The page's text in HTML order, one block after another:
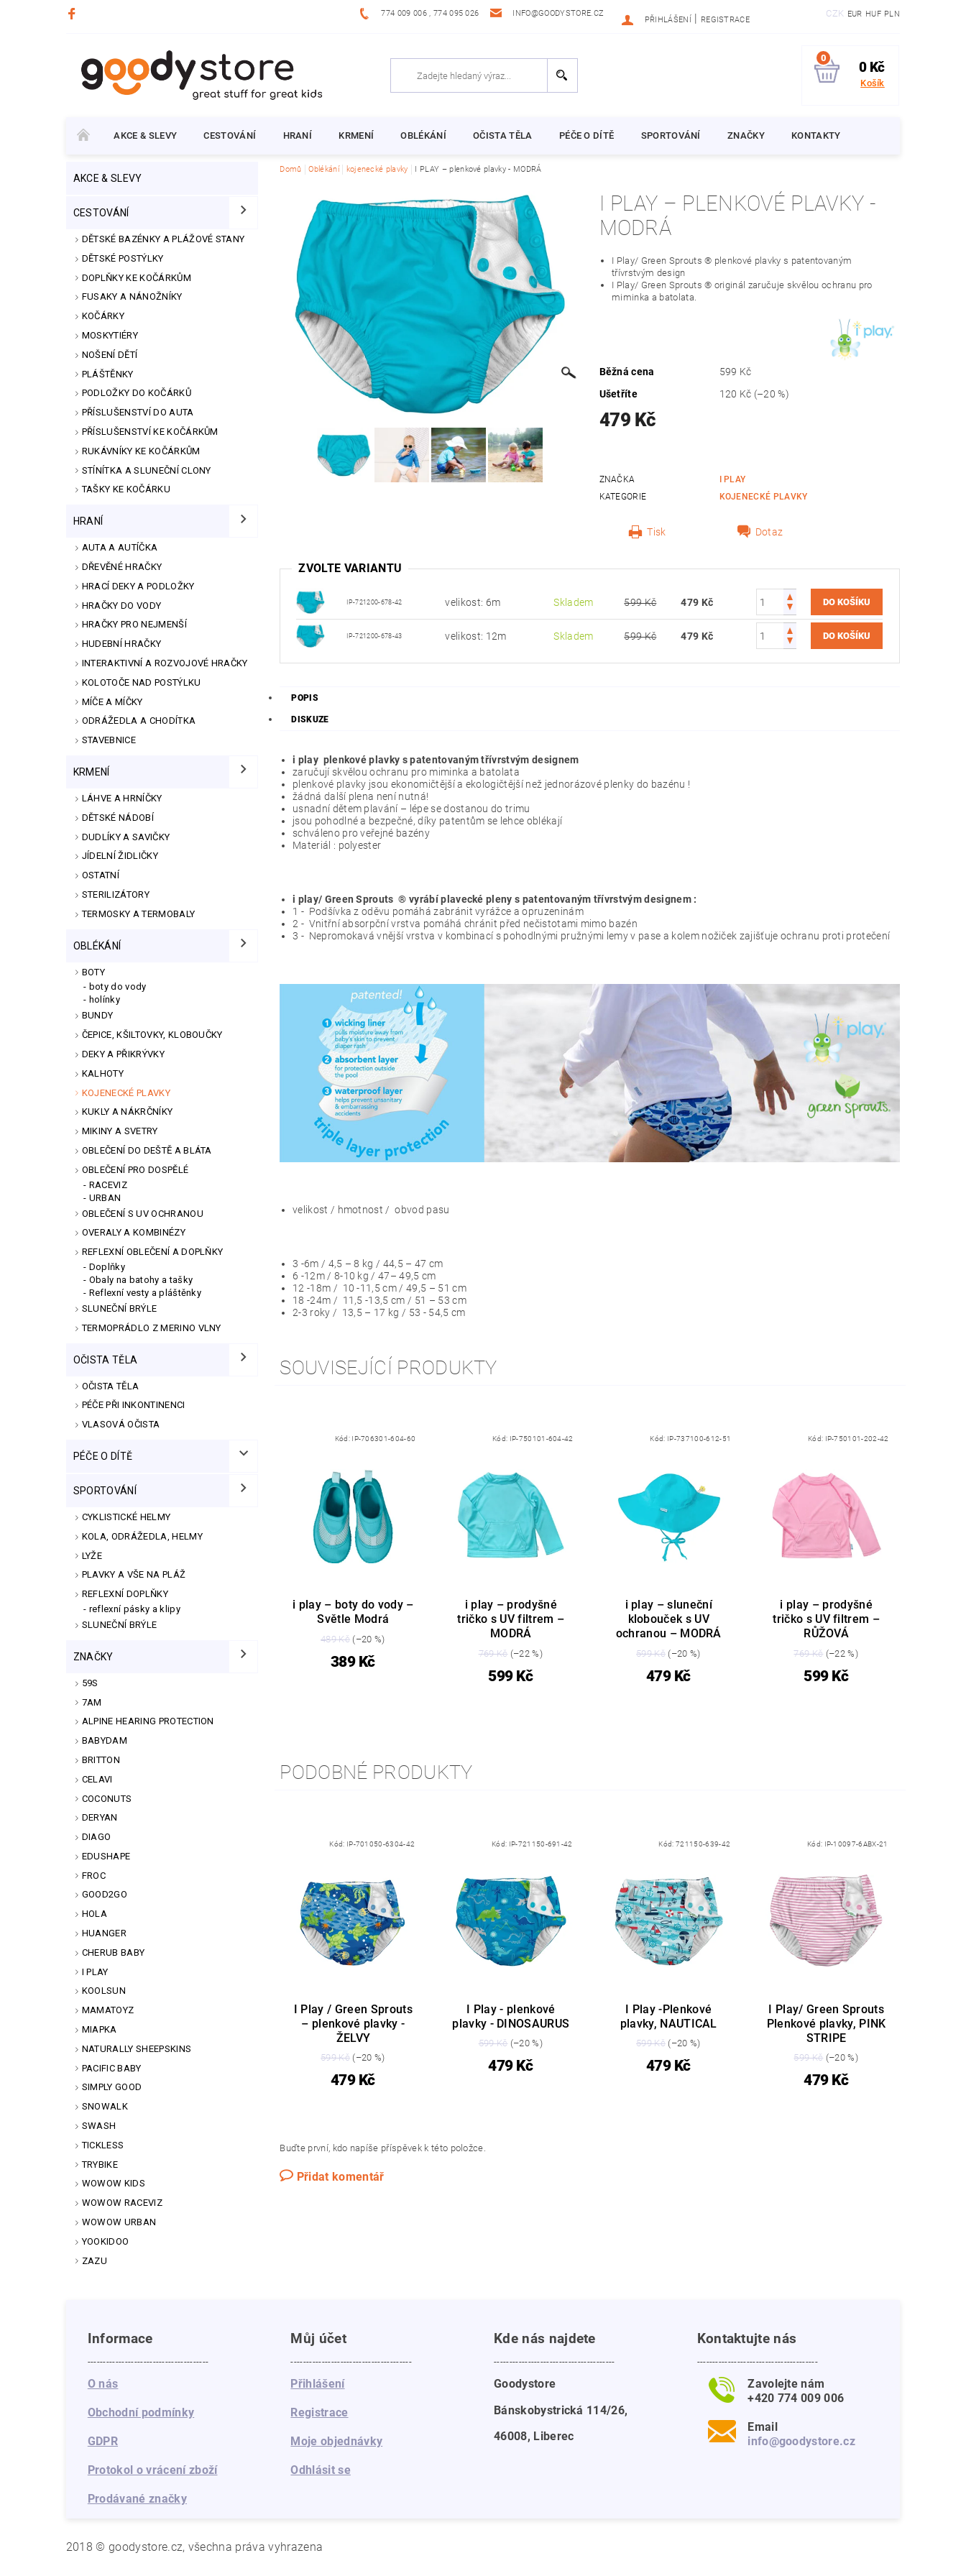
774 009 006 , 774 095 026 INFO@GOODYSTORE.CZ CZK EUR HUF PLN
PŘIHLÁŠENÍ | REGISTRACE
0
0 Kč
Košík
AKCE & SLEVY CESTOVÁNÍ HRANÍ KRMENÍ OBLÉKÁNÍ OČISTA TĚLA PÉČE O DÍTĚ SPORTOVÁNÍ ZNAČKY KONTAKTY
AKCE & SLEVY
CESTOVÁNÍ
DĚTSKÉ BAZÉNKY A PLÁŽOVÉ STANY
DĚTSKÉ POSTÝLKY
DOPLŇKY KE KOČÁRKŮM
FUSAKY A NÁNOŽNÍKY
KOČÁRKY
MOSKYTIÉRY
NOŠENÍ DĚTÍ
PLÁŠTĚNKY
PODLOŽKY DO KOČÁRKŮ
PŘÍSLUŠENSTVÍ DO AUTA
PŘÍSLUŠENSTVÍ KE KOČÁRKŮM
RUKÁVNÍKY KE KOČÁRKŮM
STÍNÍTKA A SLUNEČNÍ CLONY
TAŠKY KE KOČÁRKU
HRANÍ
AUTA A AUTÍČKA
DŘEVĚNÉ HRAČKY
HRACÍ DEKY A PODLOŽKY
HRAČKY DO VODY
HRAČKY PRO NEJMENŠÍ
HUDEBNÍ HRAČKY
INTERAKTIVNÍ A ROZVOJOVÉ HRAČKY
KOLOTOČE NAD POSTÝLKU
MÍČE A MÍČKY
ODRÁŽEDLA A CHODÍTKA
STAVEBNICE
KRMENÍ
LÁHVE A HRNÍČKY
DĚTSKÉ NÁDOBÍ
DUDLÍKY A SAVIČKY
JÍDELNÍ ŽIDLIČKY
OSTATNÍ
STERILIZÁTORY
TERMOSKY A TERMOBALY
OBLÉKÁNÍ
BOTY
boty do vody
holínky
BUNDY
ČEPICE, KŠILTOVKY, KLOBOUČKY
DEKY A PŘIKRÝVKY
KALHOTY
KOJENECKÉ PLAVKY
KUKLY A NÁKRČNÍKY
MIKINY A SVETRY
OBLEČENÍ DO DEŠTĚ A BLÁTA
OBLEČENÍ PRO DOSPĚLÉ
RACEVIZ
URBAN
OBLEČENÍ S UV OCHRANOU
OVERALY A KOMBINÉZY
REFLEXNÍ OBLEČENÍ A DOPLŇKY
Doplňky
Obaly na batohy a tašky
Reflexní vesty a pláštěnky
SLUNEČNÍ BRÝLE
TERMOPRÁDLO Z MERINO VLNY
OČISTA TĚLA
OČISTA TĚLA
PÉČE PŘI INKONTINENCI
VLASOVÁ OČISTA
PÉČE O DÍTĚ
SPORTOVÁNÍ
CYKLISTICKÉ HELMY
KOLA, ODRÁŽEDLA, HELMY
LYŽE
PLAVKY A VŠE NA PLÁŽ
REFLEXNÍ DOPLŇKY
reflexní pásky a klipy
SLUNEČNÍ BRÝLE
ZNAČKY
59S
7AM
ALPINE HEARING PROTECTION
BABYDAM
BRITTON
CELAVI
COCONUTS
DERYAN
DIAGO
EDUSHAPE
FROC
GOOD2GO
HOLA
HUANGER
CHERUB BABY
I PLAY
KOOLSUN
MAMATOYZ
MIAPKA
NATURALLY SHEEPSKINS
PACIFIC BABY
SIMPLY GOOD
SNOWALK
SWASH
TICKLESS
TRYBIKE
WOWOW KIDS
WOWOW RACEVIZ
WOWOW URBAN
YOOKIDOO
ZAZU
Domů Oblékání kojenecké plavky I PLAY – plenkové plavky - MODRÁ
I PLAY – PLENKOVÉ PLAVKY -
MODRÁ
I Play/ Green Sprouts ® plenkové plavky s patentovaným
třívrstvým design
I Play/ Green Sprouts ® originál zaručuje skvělou ochranu pro
miminka a batolata.
Běžná cena
599 Kč
Ušetříte
120 Kč (–20 %)
479 Kč
ZNAČKA
I PLAY
KATEGORIE
KOJENECKÉ PLAVKY
Tisk Dotaz
ZVOLTE VARIANTU
IP-721200-678-42 velikost: 6m Skladem 599 Kč 479 Kč
IP-721200-678-43 velikost: 12m Skladem 599 Kč 479 Kč
POPIS
DISKUZE
i play plenkové plavky s patentovaným třívrstvým designem
zaručují skvělou ochranu pro miminka a batolata
plenkové plavky jsou ekonomičtější a ekologičtější než jednorázové plenky do bazénu !
žádná další plena není nutná!
usnadní dětem plavání – lépe se dostanou do trimu
jsou pohodlné a bezpečné, díky patentům se lehce oblékají
schváleno pro veřejné bazény
Materiál : polyester
i play/ Green Sprouts ® vyrábí plavecké pleny s patentovaným třívrstvým designem :
1 - Podšívka z oděvu pomáhá zabránit vyrážce a opruzeninám
2 - Vnitřní absorpční vrstva pomáhá chránit před nečistotami mimo bazén
3 - Nepromokavá vnější vrstva v kombinací s pohodlnými pružnými lemy v pase a kolem nožiček zajišťuje ochranu proti protečení
velikost / hmotnost / obvod pasu
3 -6m / 4,5 – 8 kg / 44,5 – 47 cm
6 -12m / 8-10 kg / 47– 49,5 cm
12 -18m / 10 -11,5 cm / 49,5 – 51 cm
18 -24m / 11,5 -13,5 cm / 51 – 53 cm
2-3 roky / 13,5 – 17 kg / 53 - 54,5 cm
SOUVISEJÍCÍ PRODUKTY
Kód: IP-706301-604-60
i play – boty do vody –
Světle Modrá
489 Kč (–20 %)
389 Kč
Kód: IP-750101-604-42
i play – prodyšné
tričko s UV filtrem –
MODRÁ
769 Kč(–22 %)
599 Kč
Kód: IP-737100-612-51
i play – sluneční
klobouček s UV
ochranou – MODRÁ
599 Kč(–20 %)
479 Kč
Kód: IP-750101-202-42
i play – prodyšné
tričko s UV filtrem –
RŮŽOVÁ
769 Kč (–22 %)
599 Kč
PODOBNÉ PRODUKTY
Kód: IP-701050-6304-42
I Play / Green Sprouts
– plenkové plavky -
ŽELVY
599 Kč (–20 %)
479 Kč
Kód: IP-721150-691-42
I Play - plenkové
plavky - DINOSAURUS
599 Kč(–20 %)
479 Kč
Kód:721150-639-42
I Play -Plenkové
plavky, NAUTICAL
599 Kč(–20 %)
479 Kč
Kód: IP-10097-6ABX-21
I Play/ Green Sprouts
Plenkové plavky, PINK
STRIPE
599 Kč (–20 %)
479 Kč
Buďte první, kdo napíše příspěvek k této položce.
Přidat komentář
Informace
---------------------------------------
O nás
Obchodní podmínky
GDPR
Protokol o vrácení zboží
Prodávané značky
Můj účet
---------------------------------------
Přihlášení
Registrace
Moje objednávky
Odhlásit se
Kde nás najdete
---------------------------------------
Goodystore
Bánskobystrická 114/26,
46008, Liberec
Kontaktujte nás
---------------------------------------
Zavolejte nám
+420 774 009 006
Email
info@goodystore.cz
2018 © goodystore.cz, všechna práva vyhrazena